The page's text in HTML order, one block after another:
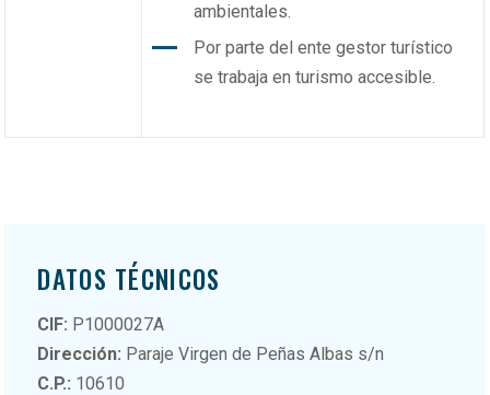
ambientales.
Por parte del ente gestor turístico
se trabaja en turismo accesible.
DATOS TÉCNICOS
CIF: P1000027A
Dirección: Paraje Virgen de Peñas Albas s/n
C.P.: 10610